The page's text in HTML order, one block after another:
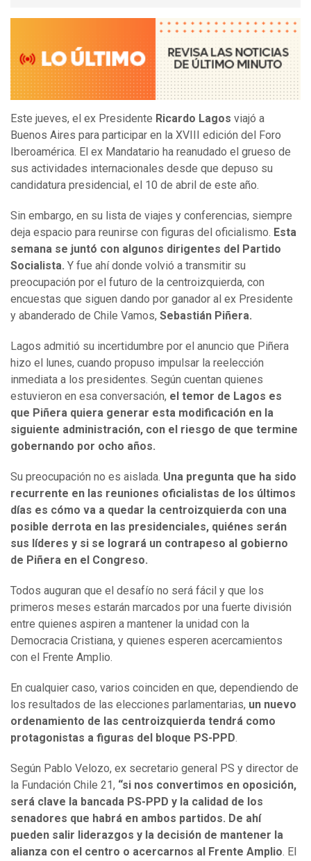
Este jueves, el ex Presidente Ricardo Lagos viajó a
Buenos Aires para participar en la XVIII edición del Foro
Iberoamérica. El ex Mandatario ha reanudado el grueso de
sus actividades internacionales desde que depuso su
candidatura presidencial, el 10 de abril de este año.
Sin embargo, en su lista de viajes y conferencias, siempre
deja espacio para reunirse con figuras del oficialismo. Esta
semana se juntó con algunos dirigentes del Partido
Socialista. Y fue ahí donde volvió a transmitir su
preocupación por el futuro de la centroizquierda, con
encuestas que siguen dando por ganador al ex Presidente
y abanderado de Chile Vamos, Sebastián Piñera.
Lagos admitió su incertidumbre por el anuncio que Piñera
hizo el lunes, cuando propuso impulsar la reelección
inmediata a los presidentes. Según cuentan quienes
estuvieron en esa conversación, el temor de Lagos es
que Piñera quiera generar esta modificación en la
siguiente administración, con el riesgo de que termine
gobernando por ocho años.
Su preocupación no es aislada. Una pregunta que ha sido
recurrente en las reuniones oficialistas de los últimos
días es cómo va a quedar la centroizquierda con una
posible derrota en las presidenciales, quiénes serán
sus líderes y si se logrará un contrapeso al gobierno
de Piñera en el Congreso.
Todos auguran que el desafío no será fácil y que los
primeros meses estarán marcados por una fuerte división
entre quienes aspiren a mantener la unidad con la
Democracia Cristiana, y quienes esperen acercamientos
con el Frente Amplio.
En cualquier caso, varios coinciden en que, dependiendo de
los resultados de las elecciones parlamentarias, un nuevo
ordenamiento de las centroizquierda tendrá como
protagonistas a figuras del bloque PS-PPD.
Según Pablo Velozo, ex secretario general PS y director de
la Fundación Chile 21, “si nos convertimos en oposición,
será clave la bancada PS-PPD y la calidad de los
senadores que habrá en ambos partidos. De ahí
pueden salir liderazgos y la decisión de mantener la
alianza con el centro o acercarnos al Frente Amplio. El